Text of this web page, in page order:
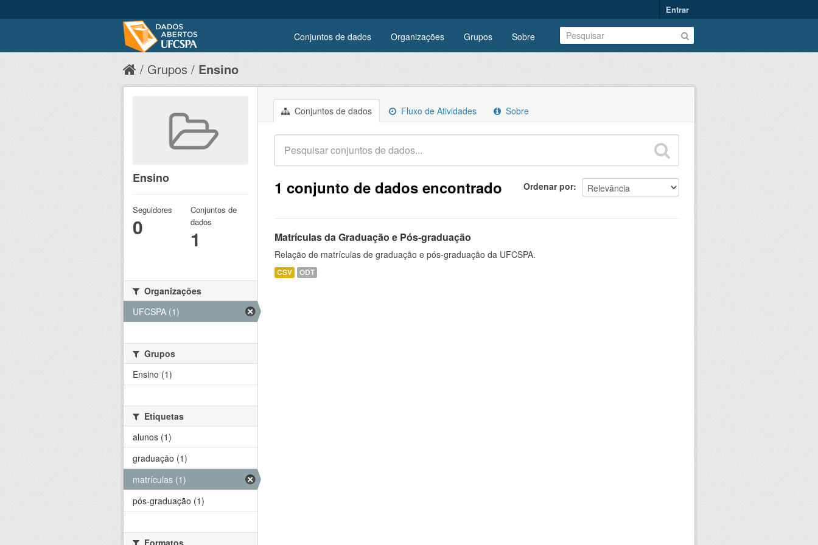
Entrar
Conjuntos de dados Organizações Grupos Sobre
Grupos Ensino
Conjuntos de dados Fluxo de Atividades Sobre
Ordenar por
1 conjunto de dados encontrado
Matrículas da Graduação e Pós-graduação
Relação de matrículas de graduação e pós-graduação da UFCSPA.
CSV ODT
Ensino
Seguidores
0
Conjuntos de
dados
1
Organizações
UFCSPA (1)
Grupos
Ensino (1)
Etiquetas
alunos (1)
graduação (1)
matrículas (1)
pós-graduação (1)